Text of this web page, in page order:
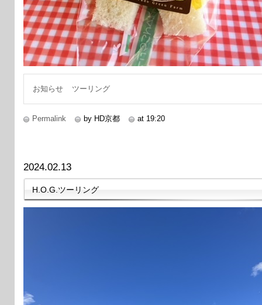
お知らせ ツーリング
Permalink by HD京都 at 19:20
2024.02.13
H.O.G.ツーリング